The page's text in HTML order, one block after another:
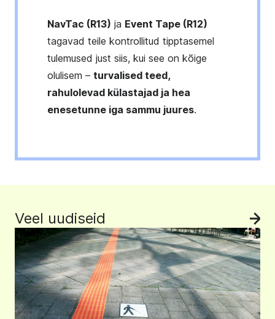
NavTac (R13) ja Event Tape (R12)
tagavad teile kontrollitud tipptasemel
tulemused just siis, kui see on kõige
olulisem – turvalised teed,
rahulolevad külastajad ja hea
enesetunne iga sammu juures.
Veel uudiseid